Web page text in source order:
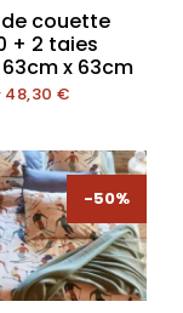
de couette
+ 2 taies
x 63cm
48,30 €
-50%